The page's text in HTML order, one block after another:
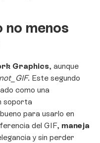
menos
Graphics, aunque
. Este segundo
como una
soporta
para usarlo en
del GIF, maneja
y sin perder